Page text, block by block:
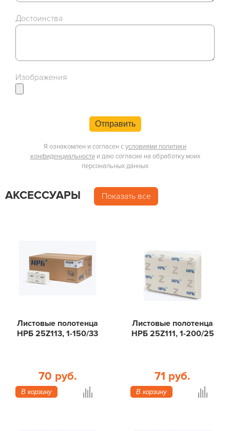
Достоинства
Изображения
Отправить
Я ознакомлен и согласен сусловиями политики
конфиденциальности и даю согласие на обработку моих
персональных данных
АКСЕССУАРЫ Показать все
Листовые полотенца
НРБ 25Z113, 1-150/33
70 руб.
В корзину
Листовые полотенца
НРБ 25Z111, 1-200/25
71 руб.
В корзину